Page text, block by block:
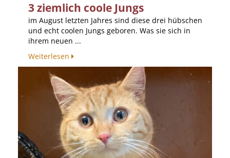
3 ziemlich coole Jungs
im August letzten Jahres sind diese drei hübschen
und echt coolen Jungs geboren. Was sie sich in
ihrem neuen ...
Weiterlesen